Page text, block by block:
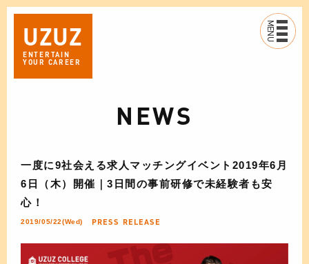
UZUZ
ENTERTAIN
YOUR CAREER
MENU
NEWS
一度に9社会える求人マッチングイベント2019年6月
6日（木）開催｜3日間の事前研修で未経験者も安
心！
2019/05/22(Wed) PRESS RELEASE